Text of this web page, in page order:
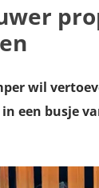
wil
een busje